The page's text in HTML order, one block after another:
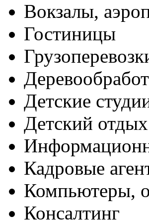
Вокзалы,
Гостиницы
Детские
Детский отдых
Кадровые
Компьютеры,
Консалтинг